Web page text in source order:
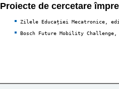
Proiecte de cercetare
Zilele Educației Mecatronice,
Bosch Future Mobility Challenge,